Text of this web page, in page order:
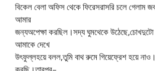
বিকেল বেলা অফিস থেকে ফিরেসরাসরি চলে গেলাম
আমার
জন্যঅপেক্ষা করছিল।সদ্য ঘুমথেকে
আমাকে দেখে
উৎফুল্লহয়ে বলল,তুমি বাথ রুমে গিয়েফ্রেশ হয়ে